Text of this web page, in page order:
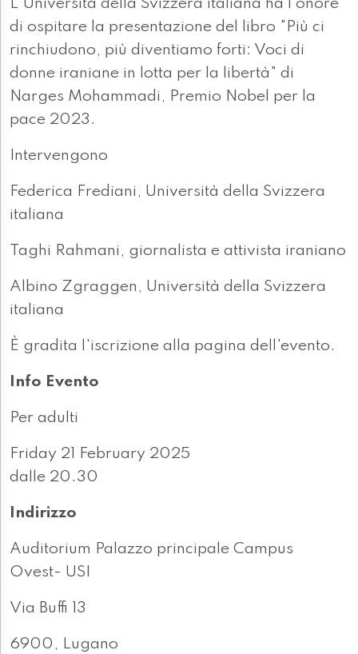
L'Università della Svizzera italiana ha l'onore
di ospitare la presentazione del libro "Più ci
rinchiudono, più diventiamo forti: Voci di
donne iraniane in lotta per la libertà" di
Narges Mohammadi, Premio Nobel per la
pace 2023.
Intervengono
Federica Frediani, Università della Svizzera
italiana
Taghi Rahmani, giornalista e attivista iraniano
Albino Zgraggen, Università della Svizzera
italiana
È gradita l'iscrizione alla pagina dell'evento.
Info Evento
Per adulti
Friday 21 February 2025
dalle 20.30
Indirizzo
Auditorium Palazzo principale Campus
Ovest- USI
Via Buffi 13
6900, Lugano